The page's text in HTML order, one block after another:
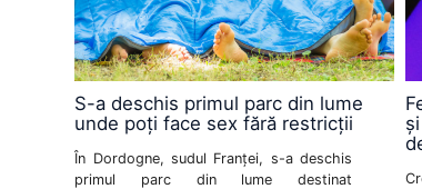
S-a deschis primul parc din lume
unde poți face sex fără restricții
În Dordogne, sudul Franței, s-a deschis
primul parc din lume destinat